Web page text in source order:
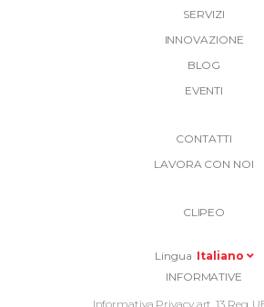
SERVIZI
INNOVAZIONE
BLOG
EVENTI
CONTATTI
LAVORA CON NOI
CLIPEO
Lingua Italiano
InformativeINFORMATIVE
Informativa Privacy art. 13 Reg.